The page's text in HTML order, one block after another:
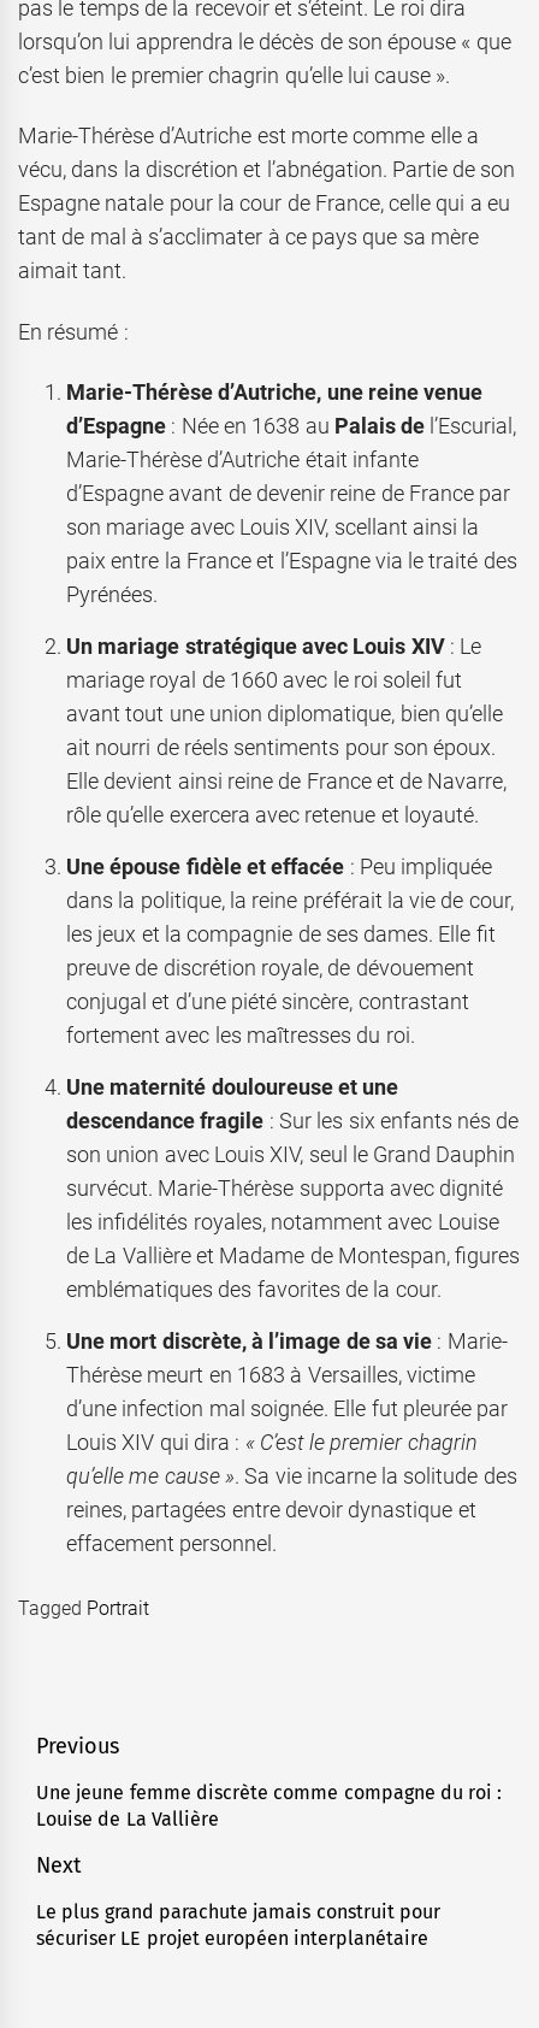
pas le temps de la recevoir et s’éteint. Le roi dira
lorsqu’on lui apprendra le décès de son épouse « que
c’est bien le premier chagrin qu’elle lui cause ».
Marie-Thérèse d’Autriche est morte comme elle a
vécu, dans la discrétion et l’abnégation. Partie de son
Espagne natale pour la cour de France, celle qui a eu
tant de mal à s’acclimater à ce pays que sa mère
aimait tant.
En résumé :
Marie-Thérèse d’Autriche, une reine venue
d’Espagne : Née en 1638 au Palais de l’Escurial,
Marie-Thérèse d’Autriche était infante
d’Espagne avant de devenir reine de France par
son mariage avec Louis XIV, scellant ainsi la
paix entre la France et l’Espagne via le traité des
Pyrénées.
Un mariage stratégique avec Louis XIV: Le
mariage royal de 1660 avec le roi soleil fut
avant tout une union diplomatique, bien qu’elle
ait nourri de réels sentiments pour son époux.
Elle devient ainsi reine de France et de Navarre,
rôle qu’elle exercera avec retenue et loyauté.
Une épouse fidèle et effacée : Peu impliquée
dans la politique, la reine préférait la vie de cour,
les jeux et la compagnie de ses dames. Elle fit
preuve de discrétion royale, de dévouement
conjugal et d’une piété sincère, contrastant
fortement avec les maîtresses du roi.
Une maternité douloureuse et une
descendance fragile : Sur les six enfants nés de
son union avec Louis XIV, seul le Grand Dauphin
survécut. Marie-Thérèse supporta avec dignité
les infidélités royales, notamment avec Louise
de La Vallière et Madame de Montespan, figures
emblématiques des favorites de la cour.
Une mort discrète, à l’image de sa vie : Marie-
Thérèse meurt en 1683 à Versailles, victime
d’une infection mal soignée. Elle fut pleurée par
Louis XIV qui dira : « C’est le premier chagrin
qu’elle me cause ». Sa vie incarne la solitude des
reines, partagées entre devoir dynastique et
effacement personnel.
Tagged Portrait
Navigation
de
l’article
Previous
Previous
post:
Une jeune femme discrète comme compagne du roi :
Louise de La Vallière
Next
Next
post:
Le plus grand parachute jamais construit pour
sécuriser LE projet européen interplanétaire